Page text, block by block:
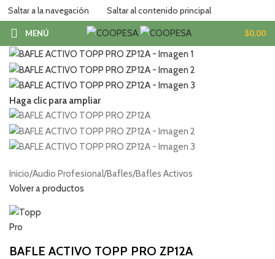
Saltar a la navegación Saltar al contenido principal
MENÚ $0.00
Haga clic para ampliar
Inicio/Audio Profesional/Bafles/Bafles Activos
Volver a productos
BAFLE ACTIVO TOPP PRO ZP12A